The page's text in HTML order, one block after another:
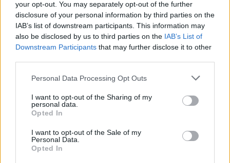
your opt-out. You may separately opt-out of the further
disclosure of your personal information by third parties on the
IAB’s list of downstream participants. This information may
also be disclosed by us to third parties on the IAB’s List of
Downstream Participants that may further disclose it to other
Personal Data Processing Opt Outs
I want to opt-out of the Sharing of my
personal data.
Opted In
I want to opt-out of the Sale of my
Personal Data.
Opted In